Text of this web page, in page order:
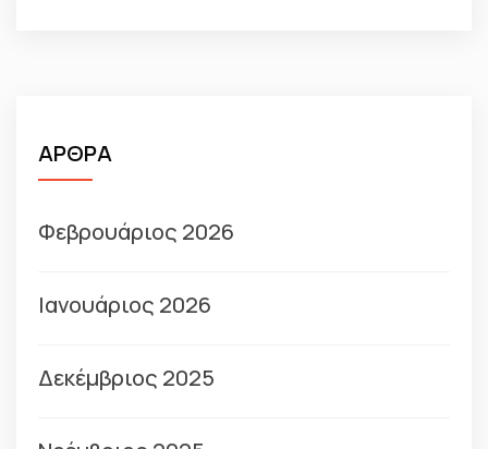
ΑΡΘΡΑ
Φεβρουάριος 2026
Ιανουάριος 2026
Δεκέμβριος 2025